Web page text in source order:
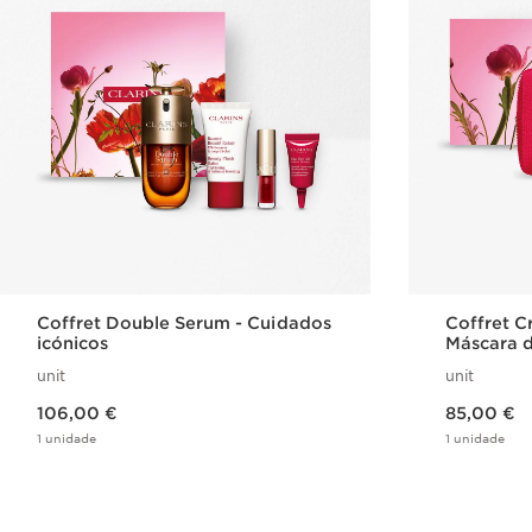
Coffret Double Serum - Cuidados
icónicos
unit
106,00 €
1 unidade
Coffret
Máscara
unit
85,00 €
1 unidade